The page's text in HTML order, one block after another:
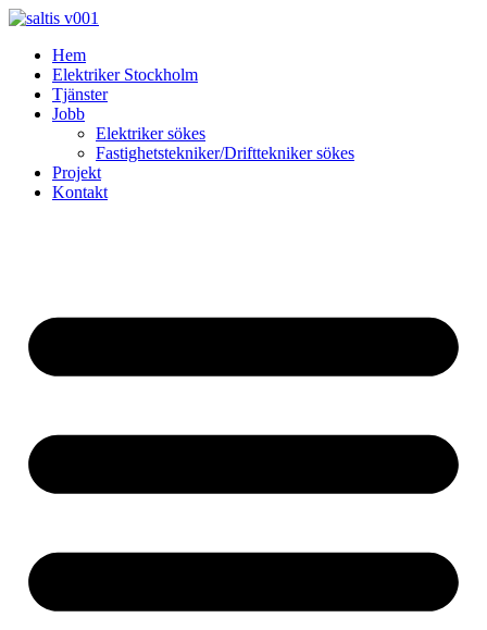
Skip
contentHem
Elektriker Stockholm
Tjänster
Jobb
Elektriker sökes
Fastighetstekniker/Drifttekniker sökes
Projekt
Kontakt